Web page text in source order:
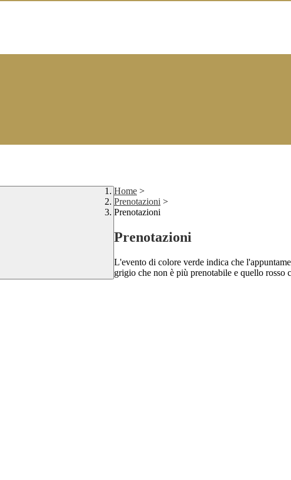
Home >
Prenotazioni >
Prenotazioni
Prenotazioni
L'evento di colore verde indica che
grigio che non è più prenotabile e quello rosso